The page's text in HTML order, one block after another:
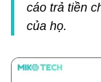
cáo trả tiền
của họ.